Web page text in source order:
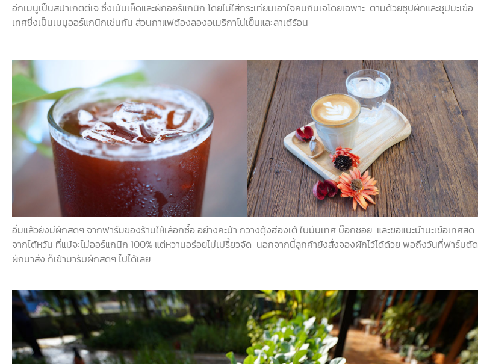
อีกเมนูเป็นสปาเกตตีเจ ซึ่งเน้นเห็ดและผักออร์แกนิก โดยไม่ใส่กระเทียมเอาใจคนกินเจโดยเฉพาะ ตามด้วยซุปผักและซุปมะเขือ
เทศซึ่งเป็นเมนูออร์แกนิกเช่นกัน ส่วนกาแฟต้องลองอเมริกาโน่เย็นและลาเต้ร้อน
อิ่มแล้วยังมีผักสดๆ จากฟาร์มของร้านให้เลือกซื้อ อย่างคะน้า กวางตุ้งฮ่องเต้ ใบมันเทศ บ๊อกชอย และขอแนะนำมะเขือเทศสด
จากไต้หวัน ที่แม้จะไม่ออร์แกนิก 100% แต่หวานอร่อยไม่เปรี้ยวจัด นอกจากนี้ลูกค้ายังสั่งจองผักไว้ได้ด้วย พอถึงวันที่ฟาร์มตัด
ผักมาส่ง ก็เข้ามารับผักสดๆ ไปได้เลย